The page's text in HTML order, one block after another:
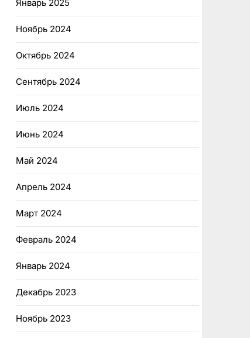
Январь 2025
Ноябрь 2024
Октябрь 2024
Сентябрь 2024
Июль 2024
Июнь 2024
Май 2024
Апрель 2024
Март 2024
Февраль 2024
Январь 2024
Декабрь 2023
Ноябрь 2023